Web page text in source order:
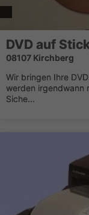
DVD auf
08107 Kirchberg
Wir bringen Ihre
werden irgendwann
Siche...